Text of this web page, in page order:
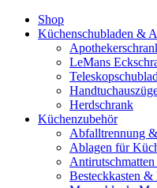
Shop
Küchenschubladen &
LeMans
Herdschrank
Küchenzubehör
Abfalltrennung
Ablagen für
Besteckkasten &